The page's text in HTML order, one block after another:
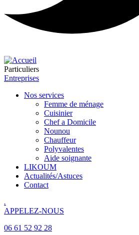
Particuliers
Entreprises
Nos services
Femme de ménage
Cuisinier
Chef a Domicile
Nounou
Chauffeur
Polyvalentes
Aide soignante
LIKOUM
Actualités/Astuces
Contact
.
APPELEZ-NOUS
06 61 52 92 28